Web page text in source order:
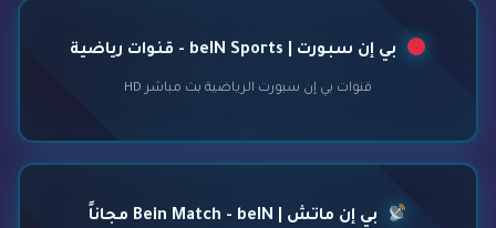
بي إن سبورت | beIN Sports - قنوات رياضية
قنوات بي إن سبورت الرياضية بث مباشر HD
بي إن ماتش | Bein Match - beIN مجاناً